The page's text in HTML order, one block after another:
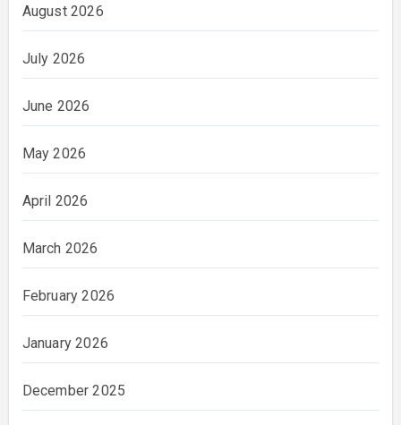
August 2026
July 2026
June 2026
May 2026
April 2026
March 2026
February 2026
January 2026
December 2025